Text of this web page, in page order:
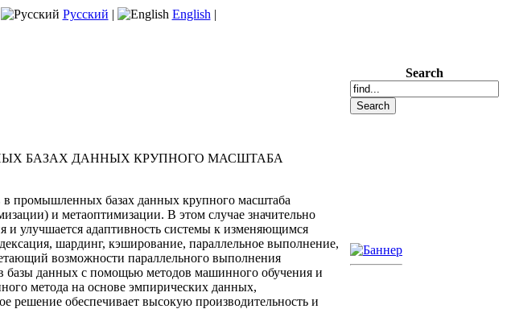
Русский | English |
БАЗАХ ДАННЫХ КРУПНОГО МАСШТАБА
промышленных базах данных крупного масштаба
и метаоптимизации. В этом случае значительно
и улучшается адаптивность системы к изменяющимся
шардинг, кэширование, параллельное выполнение,
возможности параллельного выполнения
базы данных с помощью методов машинного обучения и
метода на основе эмпирических данных,
решение обеспечивает высокую производительность и
Search